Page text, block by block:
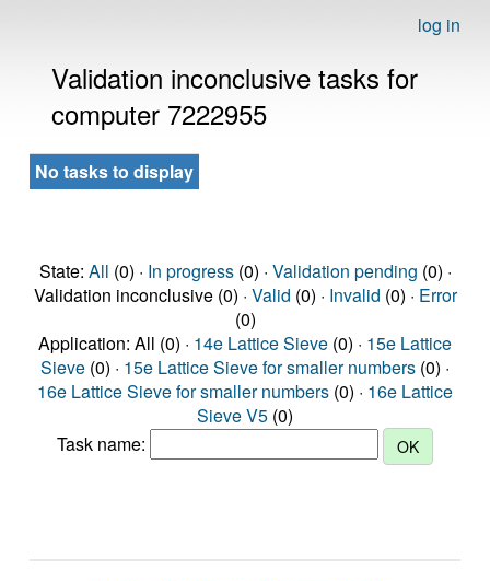
log in
Validation inconclusive tasks for
computer 7222955
No tasks to display
State: All (0) · In progress(0) · Validation pending (0) ·
Validation inconclusive (0) · Valid (0) · Invalid (0) · Error
(0)
Application: All (0) · 14e Lattice Sieve (0) · 15e Lattice
Sieve (0) · 15e Lattice Sieve for smaller numbers (0) ·
16e Lattice Sieve for smaller numbers (0) · 16e Lattice
Sieve V5 (0)
Task name: